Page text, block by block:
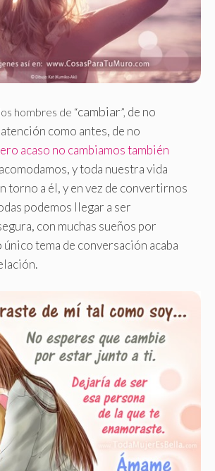
hombres de “cambiar”, de no
como antes, de no
acaso no cambiamos también
y toda nuestra vida
torno a él, y en vez de convertirnos
podemos llegar a ser
con muchas sueños por
tema de conversación acaba